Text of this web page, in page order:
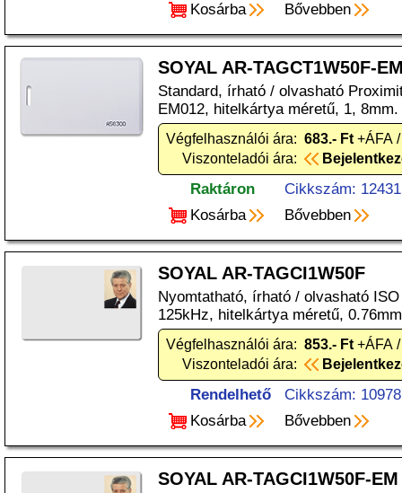
Kosárba
Bővebben
SOYAL AR-TAGCT1W50F-
Standard, írható / olvasható
EM012, hitelkártya méretű, 1, 8mm.
Végfelhasználói ára: 683.- Ft +ÁFA
Viszonteladói ára:
Raktáron
Cikkszám:
Kosárba
Bővebben
SOYAL AR-TAGCI1W50F
Nyomtatható, írható / olvasható
125kHz, hitelkártya méretű,
Végfelhasználói ára: 853.- Ft +ÁFA
Viszonteladói ára:
Rendelhető
Cikkszám:
Kosárba
Bővebben
SOYAL AR-TAGCI1W50F-EM